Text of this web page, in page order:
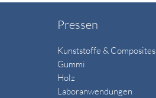
Pressen
Kunststoffe & Composites
Gummi
Holz
Laboranwendungen